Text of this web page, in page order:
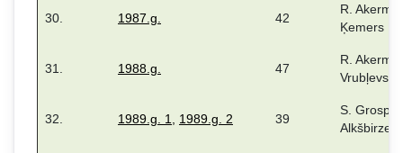
30. 1987.g. 42
R.
Ķemers
31. 1988.g. 47
R.
Vrubļevska
32. 1989.g. 1 1989.g. 2 39
S.
Alkšbirze